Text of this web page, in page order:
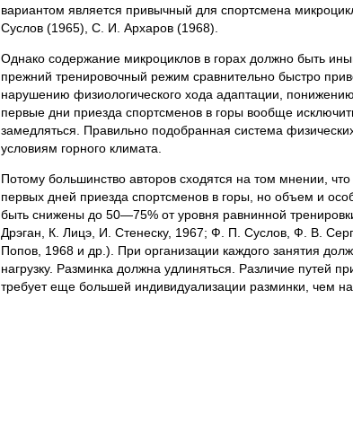
вариантом является привычный для спортсмена
Суслов (1965), С. И. Архаров (1968).
Однако содержание микроциклов в горах должно быть
прежний тренировочный режим сравнительно быстро
нарушению физиологического хода адаптации,
первые дни приезда спортсменов в горы вообще
замедляться. Правильно подобранная система
условиям горного климата.
Потому большинство авторов сходятся на том мнении,
первых дней приезда спортсменов в горы, но объем и
быть снижены до 50—75% от уровня равнинной
Дрэган, К. Лицэ, И. Стенеску, 1967; Ф. П. Суслов, Ф. В.
Попов, 1968 и др.). При организации каждого занятия
нагрузку. Разминка должна удлиняться. Различие путей
требует еще большей индивидуализации разминки, чем